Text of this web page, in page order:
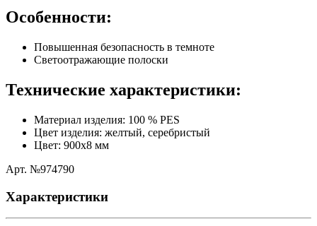
Особенности:
Повышенная безопасность в темноте
Светоотражающие полоски
Технические характеристики:
Материал изделия: 100 % PES
Цвет изделия: желтый, серебристый
Цвет: 900x8 мм
Aрт. №974790
Характеристики